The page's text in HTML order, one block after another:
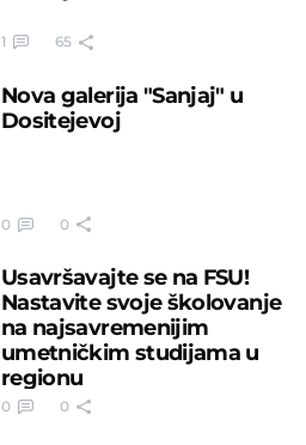
1 65
Nova galerija "Sanjaj" u
Dositejevoj
0 0
Usavršavajte se na FSU!
Nastavite svoje školovanje
na najsavremenijim
umetničkim studijama u
regionu
0 0